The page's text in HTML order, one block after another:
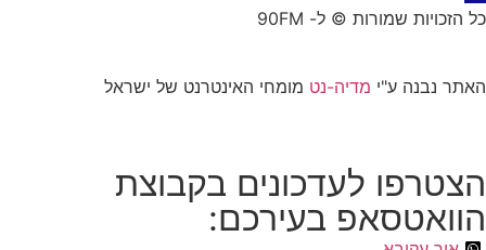
כל הזכויות שמורות © ל- 90FM
האתר נבנה ע"י מדיה-נט מומחי האינטרנט של ישראל
הצטרפו לעדכונים בקבוצת
הוואטסאפ בעירכם: